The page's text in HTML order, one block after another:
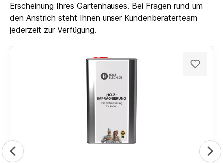
Erscheinung Ihres Gartenhauses. Bei Fragen rund um
den Anstrich steht Ihnen unser Kundenberaterteam
jederzeit zur Verfügung.